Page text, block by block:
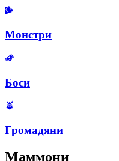
Монстри
Боси
Громадяни
Маммони